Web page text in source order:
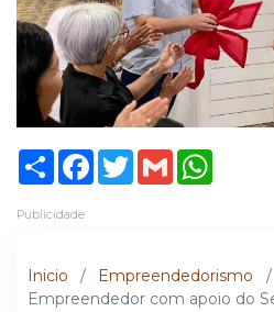
ShareFacebook
TwitterGmail
Publicidade
Inicio / Empreendedorismo /
Empreendedor com apoio do